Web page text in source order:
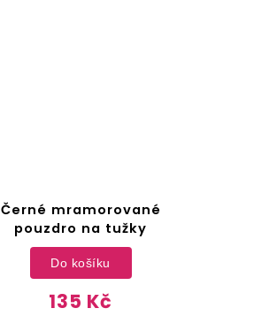
Černé mramorované
pouzdro na tužky
135 Kč
Do košíku